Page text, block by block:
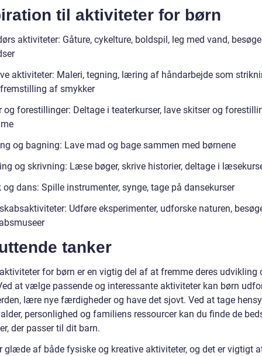
til aktiviteter for børn
aktiviteter: Gåture, cykelture, boldspil, leg med vand, besøge
aktiviteter: Maleri, tegning, læring af håndarbejde som
af smykker
og forestillinger: Deltage i teaterkurser, lave skitser og
og bagning: Lave mad og bage sammen med børnene
og skrivning: Læse bøger, skrive historier, deltage i
dans: Spille instrumenter, synge, tage på dansekurser
Udføre eksperimenter, udforske naturen,
tanker
for børn er en vigtig del af at fremme deres udvikling
at vælge passende og interessante aktiviteter kan børn
lære nye færdigheder og have det sjovt. Ved at tage
personlighed og familiens ressourcer kan du finde de
der passer til dit barn.
glæde af både fysiske og kreative aktiviteter, og det er vigtigt